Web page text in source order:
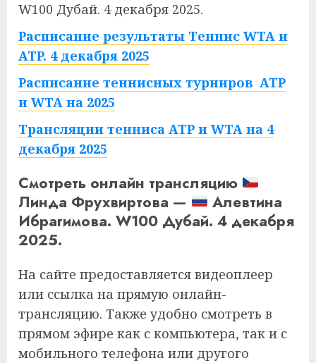
W100 Дубай. 4 декабря 2025.
Расписание результаты Теннис WTA и
ATP. 4 декабря 2025
Расписание теннисных турниров ATP
и WTA на 2025
Трансляции тенниса ATP и WTA на 4
декабря 2025
Смотреть онлайн трансляцию
Линда Фрухвиртова —
Алевтина
Ибрагимова. W100 Дубай. 4 декабря
2025.
На сайте предоставляется видеоплеер
или ссылка на прямую онлайн-
трансляцию. Также удобно смотреть в
прямом эфире как с компьютера, так и с
мобильного телефона или другого